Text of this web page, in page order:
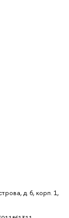
д. 6, корп. 1,